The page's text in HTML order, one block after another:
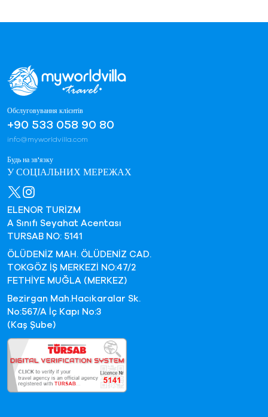
Обслуговування клієнтів
+90 533 058 90 80
info@myworldvilla.com
Будь на зв'язку
У СОЦІАЛЬНИХ МЕРЕЖАХ
ELENOR TURİZM
A Sınıfı Seyahat Acentası
TURSAB NO: 5141
ÖLÜDENİZ MAH. ÖLÜDENİZ CAD.
TOKGÖZ İŞ MERKEZİ NO:47/2
FETHİYE MUĞLA (MERKEZ)
Bezirgan Mah.Hacıkaralar Sk.
No:567/A İç Kapı No:3
(Kaş Şube)